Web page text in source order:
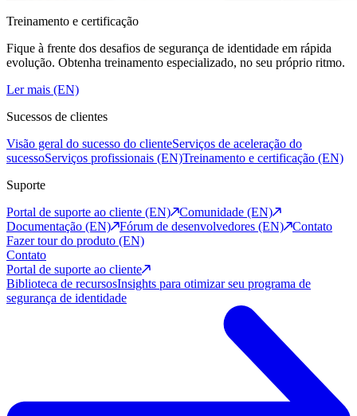
Treinamento e certificação
Fique à frente dos desafios de segurança de identidade em rápida
evolução. Obtenha treinamento especializado, no seu próprio ritmo.
Ler mais (EN)
Sucessos de clientes
Visão geral do sucesso do clienteServiços de aceleração do
sucessoServiços profissionais (EN)Treinamento e certificação (EN)
Suporte
Portal de suporte ao cliente (EN)
Comunidade (EN)
Documentação (EN)
Fórum de desenvolvedores (EN)
Contato
Fazer tour do produto (EN)
Contato
Portal de suporte ao cliente
Biblioteca de recursosInsights para otimizar seu programa de
segurança de identidade